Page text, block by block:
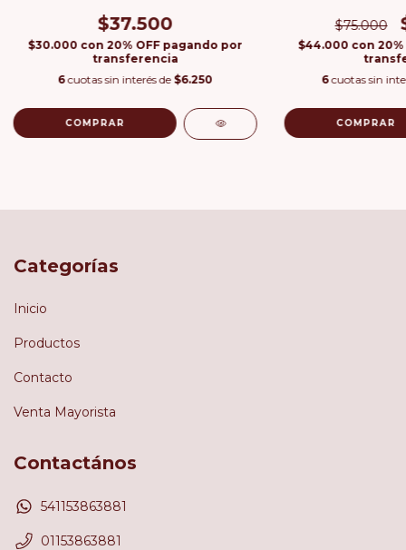
$37.500
$30.000 con 20% OFF pagando por
transferencia
6 cuotas sin interés de $6.250
COMPRAR
$75.000
$44.000 con
6 cuotas sin
COMPRAR
Categorías
Inicio
Productos
Contacto
Venta Mayorista
Contactános
541153863881
01153863881